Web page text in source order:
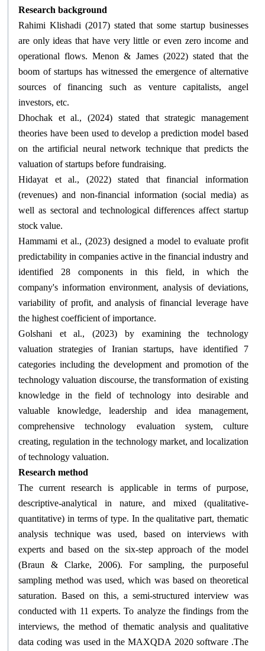
Research background
Rahimi Klishadi (2017) stated that some startup businesses
are only ideas that have very little or even zero income and
operational flows. Menon & James (2022) stated that the
boom of startups has witnessed the emergence of alternative
sources of financing such as venture capitalists, angel
investors, etc.
Dhochak et al., (2024) stated that strategic management
theories have been used to develop a prediction model based
on the artificial neural network technique that predicts the
valuation of startups before fundraising.
Hidayat et al., (2022) stated that financial information
(revenues) and non-financial information (social media) as
well as sectoral and technological differences affect startup
stock value.
Hammami et al., (2023) designed a model to evaluate profit
predictability in companies active in the financial industry and
identified 28 components in this field, in which the
company's information environment, analysis of deviations,
variability of profit, and analysis of financial leverage have
the highest coefficient of importance.
Golshani et al., (2023) by examining the technology
valuation strategies of Iranian startups, have identified 7
categories including the development and promotion of the
technology valuation discourse, the transformation of existing
knowledge in the field of technology into desirable and
valuable knowledge, leadership and idea management,
comprehensive technology evaluation system, culture
creating, regulation in the technology market, and localization
of technology valuation.
Research method
The current research is applicable in terms of purpose,
descriptive-analytical in nature, and mixed (qualitative-
quantitative) in terms of type. In the qualitative part, thematic
analysis technique was used, based on interviews with
experts and based on the six-step approach of the model
(Braun & Clarke, 2006). For sampling, the purposeful
sampling method was used, which was based on theoretical
saturation. Based on this, a semi-structured interview was
conducted with 11 experts. To analyze the findings from the
interviews, the method of thematic analysis and qualitative
data coding was used in the MAXQDA 2020 software.The